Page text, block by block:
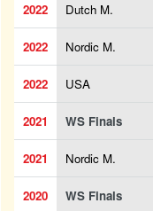
2022 Dutch M.
2022 Nordic M.
2022 USA
2021 WS Finals
2021 Nordic M.
2020 WS Finals